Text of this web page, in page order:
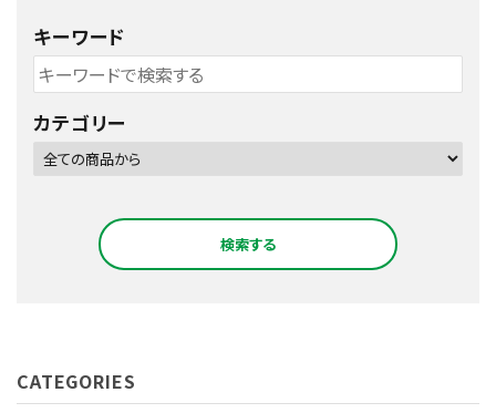
キーワード
カテゴリー
検索する
キーワード
CATEGORIES